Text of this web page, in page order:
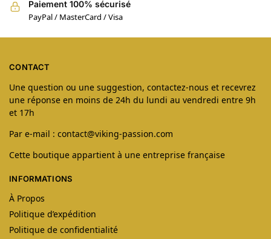
Paiement 100% sécurisé
PayPal / MasterCard / Visa
CONTACT
Une question ou une suggestion, contactez-nous et recevrez
une réponse en moins de 24h du lundi au vendredi entre 9h
et 17h
Par e-mail : contact@viking-passion.com
Cette boutique appartient à une entreprise française
INFORMATIONS
À Propos
Politique d’expédition
Politique de confidentialité